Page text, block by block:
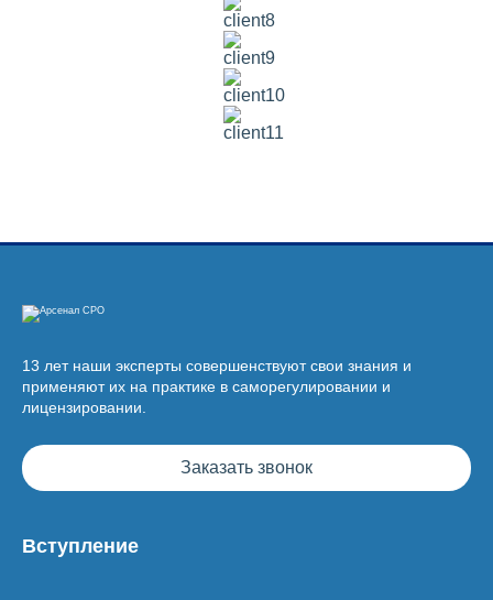
13 лет наши эксперты совершенствуют свои знания и
применяют их на практике в саморегулировании и
лицензировании.
Заказать звонок
Вступление